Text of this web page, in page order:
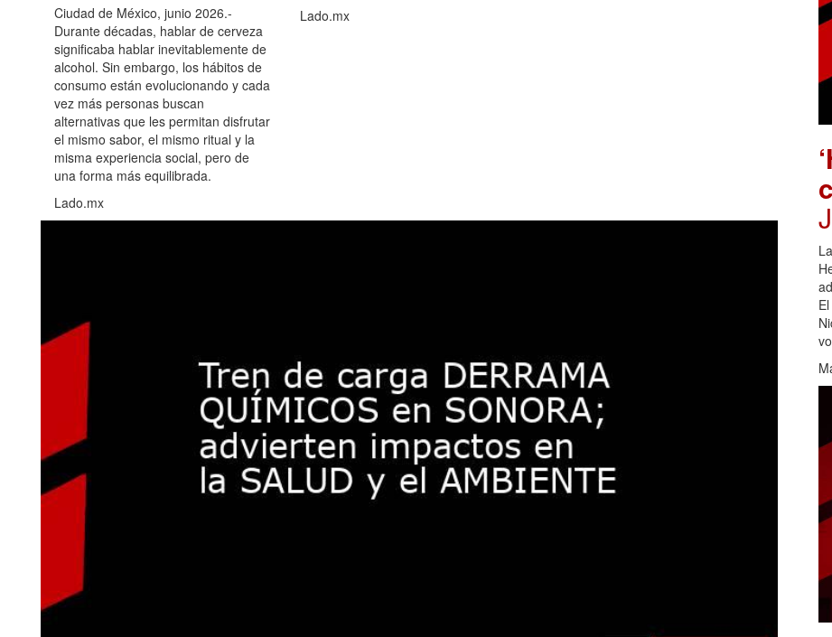
Ciudad de México, junio 2026.-
Durante décadas, hablar de cerveza
significaba hablar inevitablemente de
alcohol. Sin embargo, los hábitos de
consumo están evolucionando y cada
vez más personas buscan
alternativas que les permitan disfrutar
el mismo sabor, el mismo ritual y la
misma experiencia social, pero de
una forma más equilibrada.
Lado.mx
Lado.mx